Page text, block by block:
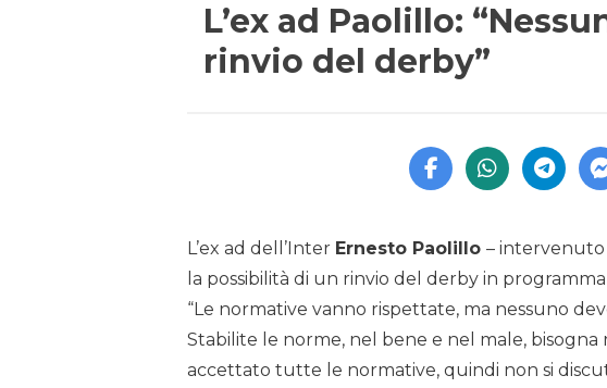
L’ex ad Paolillo:
rinvio del derby”
L’ex ad dell’Inter Ernesto Paolillo – intervenuto
la possibilità di un rinvio del derby in
“Le normative vanno rispettate, ma nessuno
Stabilite le norme, nel bene e nel male,
accettato tutte le normative, quindi non si